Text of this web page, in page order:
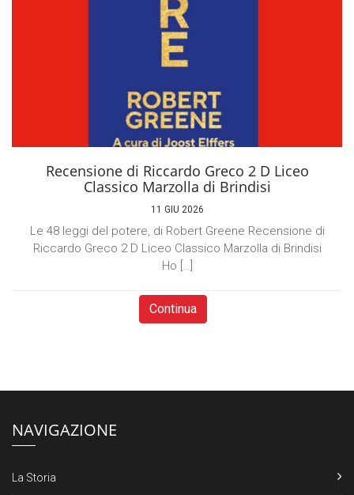
Recensione di Riccardo Greco 2 D Liceo
Classico Marzolla di Brindisi
11 GIU 2026
Le 48 leggi del potere, di Robert Greene Recensione di
Riccardo Greco 2 D Liceo Classico Marzolla di Brindisi
Ho […]
Continua
NAVIGAZIONE
La Storia